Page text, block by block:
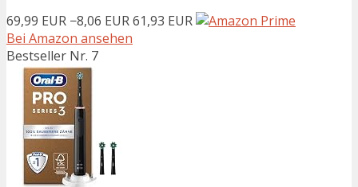
69,99 EUR −8,06 EUR61,93 EUR
Bei Amazon ansehen
Bestseller Nr. 7